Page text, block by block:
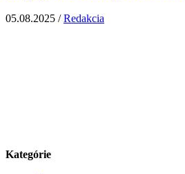
05.08.2025 /Redakcia
Kategórie